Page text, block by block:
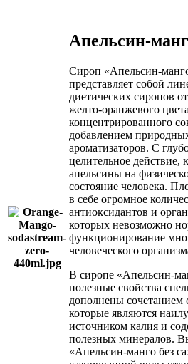
Апельсин-
Сироп «Апельсин-манго
представляет собой
диетических сиропов
желто-оранжевого
концентрированного
добавлением
ароматизаторов. С
целительное действие,
апельсины на
состояние человека.
в себе огромное
антиоксидантов и
которых невозможно
функционирование
человеческого
В сиропе «Апельсин-
полезные свойства
дополнены сочетанием
которые являются
источником калия и
полезных минералов.
«Апельсин-манго без